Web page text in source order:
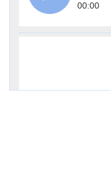
00:00